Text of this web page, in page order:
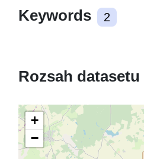
Keywords 2
Rozsah datasetu
+
−